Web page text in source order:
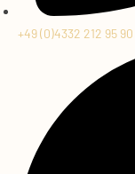
+49 (0)4332 212 95 90